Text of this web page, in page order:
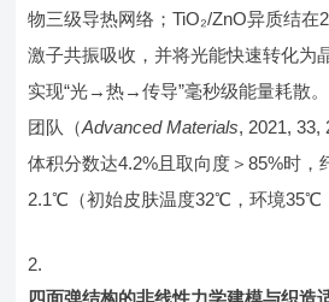
物三级导热网络；TiO₂/ZnO异质结在
激子共振吸收，并将光能快速转化为
实现“光→热→传导”毫秒级能量耗散
团队（Advanced Materials, 2021, 33,
体积分数达4.2%且取向度＞85%时，
2.1℃（初始皮肤温度32℃，环境35℃
四面弹结构的非线性力学建模与织造